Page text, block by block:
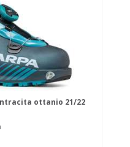
ottanio 21/22